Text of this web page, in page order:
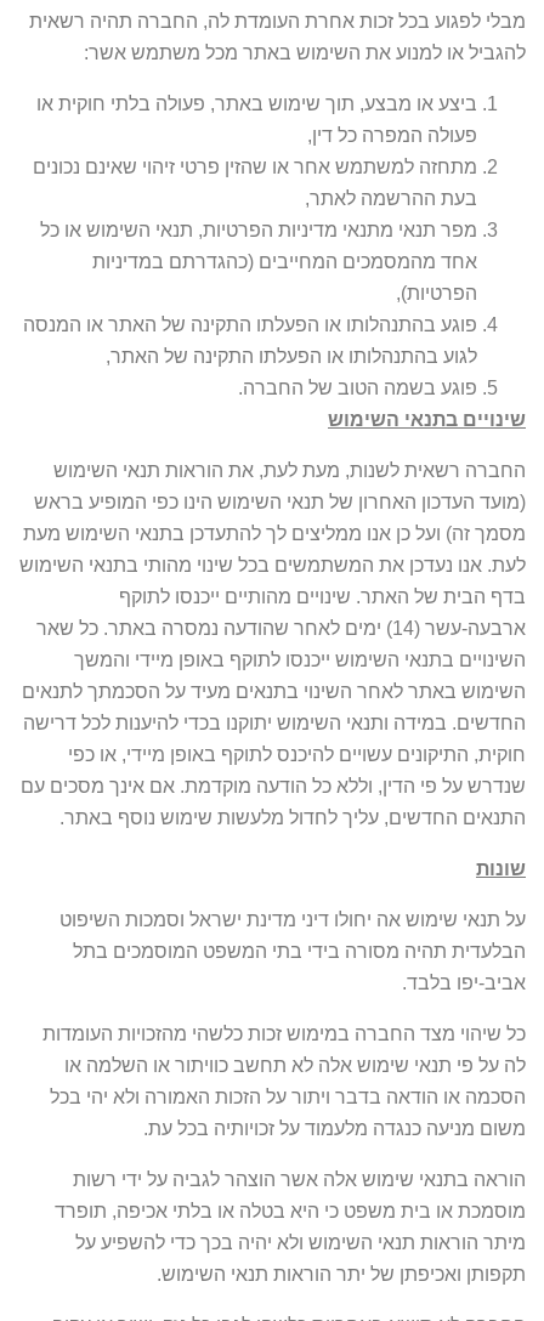
מבלי לפגוע בכל זכות אחרת העומדת לה, החברה תהיה רשאית
להגביל או למנוע את השימוש באתר מכל משתמש אשר:
ביצע או מבצע, תוך שימוש באתר, פעולה בלתי חוקית או
פעולה המפרה כל דין,
מתחזה למשתמש אחר או שהזין פרטי זיהוי שאינם נכונים
בעת ההרשמה לאתר,
מפר תנאי מתנאי מדיניות הפרטיות, תנאי השימוש או כל
אחד מהמסמכים המחייבים (כהגדרתם במדיניות
הפרטיות),
פוגע בהתנהלותו או הפעלתו התקינה של האתר או המנסה
לגוע בהתנהלותו או הפעלתו התקינה של האתר,
פוגע בשמה הטוב של החברה.
שינויים בתנאי השימוש
החברה רשאית לשנות, מעת לעת, את הוראות תנאי השימוש
(מועד העדכון האחרון של תנאי השימוש הינו כפי המופיע בראש
מסמך זה) ועל כן אנו ממליצים לך להתעדכן בתנאי השימוש מעת
לעת. אנו נעדכן את המשתמשים בכל שינוי מהותי בתנאי השימוש
בדף הבית של האתר. שינויים מהותיים ייכנסו לתוקף
ארבעה-עשר (14) ימים לאחר שהודעה נמסרה באתר. כל שאר
השינויים בתנאי השימוש ייכנסו לתוקף באופן מיידי והמשך
השימוש באתר לאחר השינוי בתנאים מעיד על הסכמתך לתנאים
החדשים. במידה ותנאי השימוש יתוקנו בכדי להיענות לכל דרישה
חוקית, התיקונים עשויים להיכנס לתוקף באופן מיידי, או כפי
שנדרש על פי הדין, וללא כל הודעה מוקדמת. אם אינך מסכים עם
התנאים החדשים, עליך לחדול מלעשות שימוש נוסף באתר.
שונות
על תנאי שימוש אה יחולו דיני מדינת ישראל וסמכות השיפוט
הבלעדית תהיה מסורה בידי בתי המשפט המוסמכים בתל
אביב-יפו בלבד.
כל שיהוי מצד החברה במימוש זכות כלשהי מהזכויות העומדות
לה על פי תנאי שימוש אלה לא תחשב כוויתור או השלמה או
הסכמה או הודאה בדבר ויתור על הזכות האמורה ולא יהי בכל
משום מניעה כנגדה מלעמוד על זכויותיה בכל עת.
הוראה בתנאי שימוש אלה אשר הוצהר לגביה על ידי רשות
מוסמכת או בית משפט כי היא בטלה או בלתי אכיפה, תופרד
מיתר הוראות תנאי השימוש ולא יהיה בכך כדי להשפיע על
תקפותן ואכיפתן של יתר הוראות תנאי השימוש.